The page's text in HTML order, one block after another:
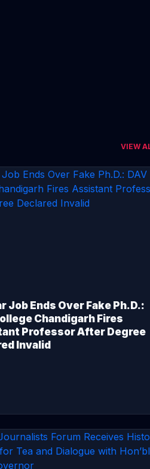
VIEW
Job Ends Over Fake Ph.D.:
Chandigarh Fires
Professor After Degree
Invalid